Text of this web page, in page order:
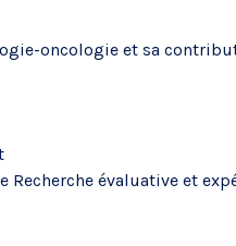
oncologie et sa
évaluative et